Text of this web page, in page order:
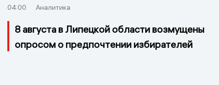
04:00 Аналитика
8 августа в Липецкой области возмущены
опросом о предпочтении избирателей